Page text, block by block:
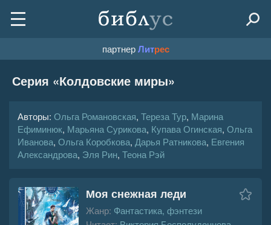
партнерЛитрес
Серия «Колдовские миры»
Авторы: Ольга Романовская, Тереза Тур, Марина
Ефиминюк, Марьяна Сурикова, Купава Огинская, Ольга
Иванова, Ольга Коробкова, Дарья Ратникова, Евгения
Александрова, Эля Рин, Теона Рэй
Моя снежная леди
Жанр: Фантастика, фэнтези